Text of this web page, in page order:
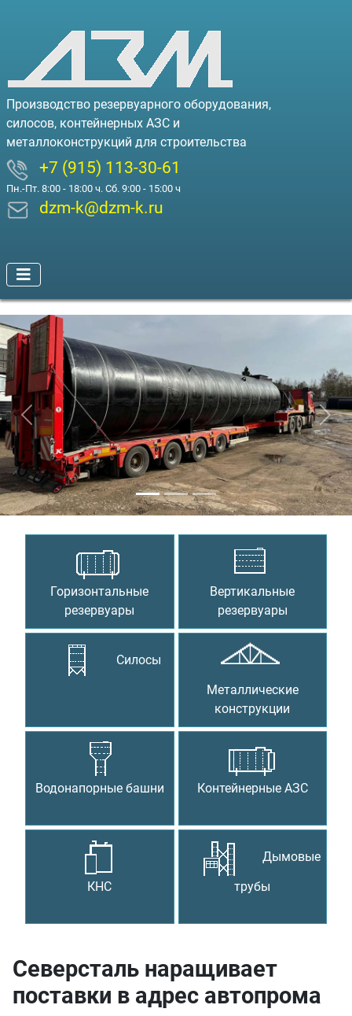
Производство резервуарного оборудования,
силосов, контейнерных АЗС и
металлоконструкций для строительства
+7 (915) 113-30-61
Пн.-Пт. 8:00 - 18:00 ч. Сб. 9:00 - 15:00 ч
dzm-k@dzm-k.ru
Предыдущий
Горизонтальные
резервуары
Вертикальные
резервуары
Силосы
Металлические
конструкции
Водонапорные башни Контейнерные АЗС
КНС
Дымовые
трубы
Северсталь наращивает
поставки в адрес автопрома